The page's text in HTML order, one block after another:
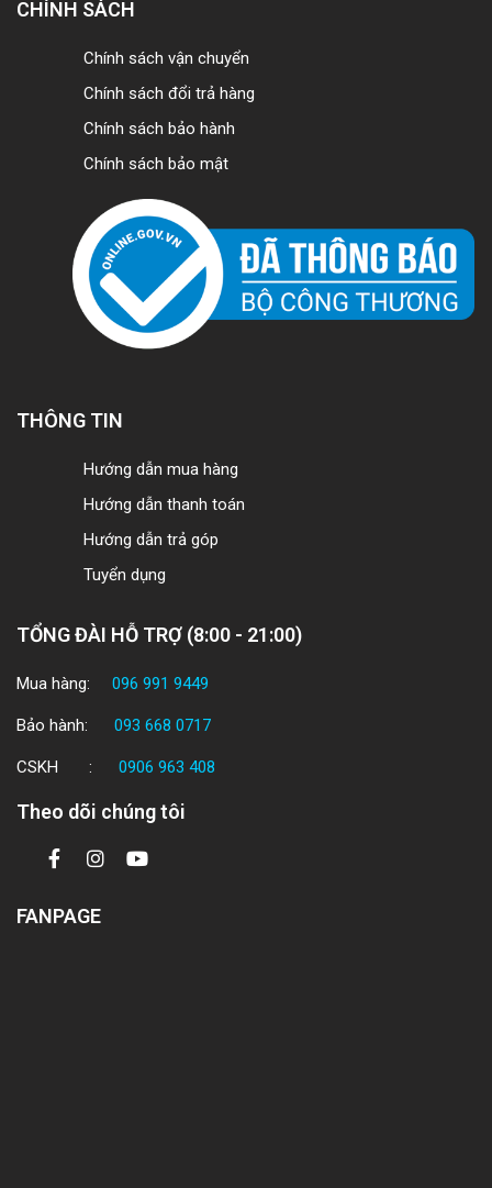
CHÍNH SÁCH
Chính sách vận chuyển
Chính sách đổi trả hàng
Chính sách bảo hành
Chính sách bảo mật
THÔNG TIN
Hướng dẫn mua hàng
Hướng dẫn thanh toán
Hướng dẫn trả góp
Tuyển dụng
TỔNG ĐÀI HỖ TRỢ (8:00 - 21:00)
Mua hàng: 096 991 9449
Bảo hành: 093 668 0717
CSKH : 0906 963 408
Theo dõi chúng tôi
FANPAGE